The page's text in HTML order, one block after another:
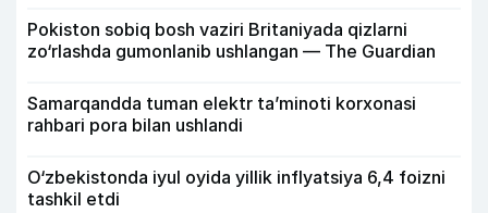
Pokiston sobiq bosh vaziri Britaniyada qizlarni
zo‘rlashda gumonlanib ushlangan — The Guardian
Samarqandda tuman elektr ta’minoti korxonasi
rahbari pora bilan ushlandi
O‘zbekistonda iyul oyida yillik inflyatsiya 6,4 foizni
tashkil etdi